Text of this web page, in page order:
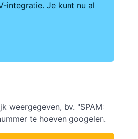
integratie. Je kunt nu al
weergegeven, bv. "SPAM:
te hoeven googelen.